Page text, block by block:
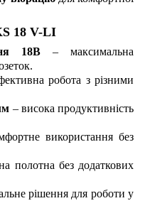
18 V-LI
18В – максимальна
робота з різними
– висока продуктивність
використання без
полотна без додаткових
рішення для роботи у